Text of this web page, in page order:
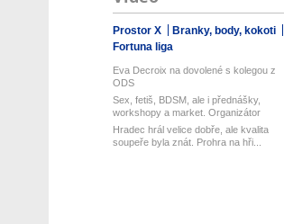
Prostor X
Branky, body, kokoti
Fortuna liga
Eva Decroix na dovolené s kolegou z
ODS
Sex, fetiš, BDSM, ale i přednášky,
workshopy a market. Organizátor
Pra...
Hradec hrál velice dobře, ale kvalita
soupeře byla znát. Prohra na hři...